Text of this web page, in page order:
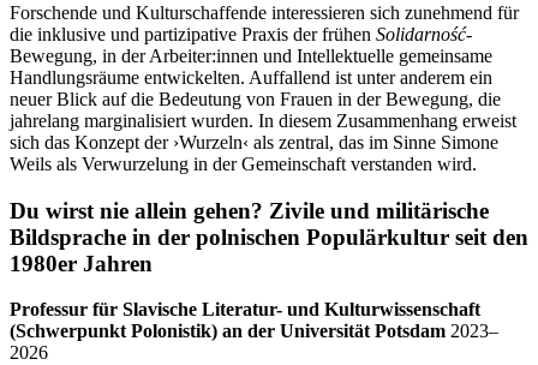
Forschende und Kulturschaffende interessieren sich zunehmend für
die inklusive und partizipative Praxis der frühen Solidarność-
Bewegung, in der Arbeiter:innen und Intellektuelle gemeinsame
Handlungsräume entwickelten. Auffallend ist unter anderem ein
neuer Blick auf die Bedeutung von Frauen in der Bewegung, die
jahrelang marginalisiert wurden. In diesem Zusammenhang erweist
sich das Konzept der ›Wurzeln‹ als zentral, das im Sinne Simone
Weils als Verwurzelung in der Gemeinschaft verstanden wird.
Du wirst nie allein gehen? Zivile und militärische
Bildsprache in der polnischen Populärkultur seit den
1980er Jahren
Professur für Slavische Literatur- und Kulturwissenschaft
(Schwerpunkt Polonistik) an der Universität Potsdam 2023–
2026